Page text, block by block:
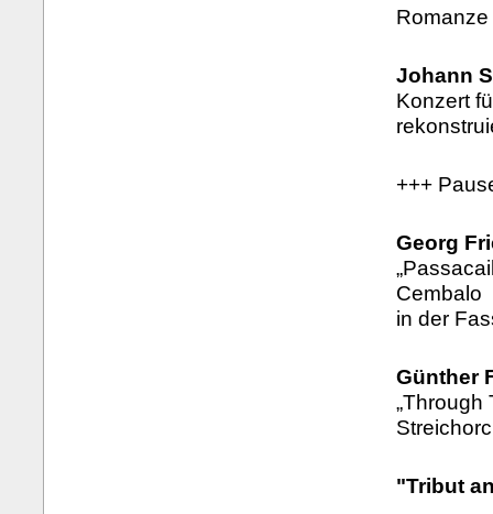
Johann
Konzert
+++
Georg
Cembalo
in der
Günther
„Through
"Tribut